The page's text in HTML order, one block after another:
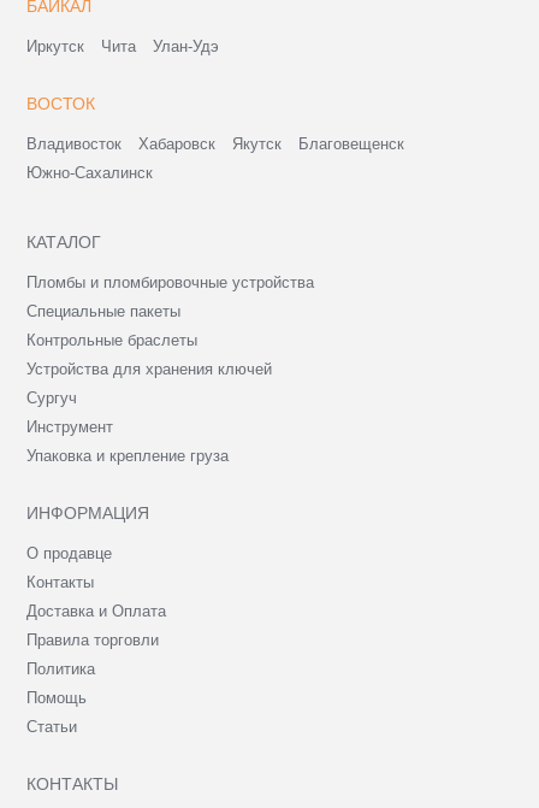
БАЙКАЛ
Иркутск Чита Улан-Удэ
ВОСТОК
Владивосток Хабаровск Якутск
Благовещенск
Южно-Сахалинск
КАТАЛОГ
Пломбы и пломбировочные устройства
Специальные пакеты
Контрольные браслеты
Устройства для хранения ключей
Сургуч
Инструмент
Упаковка и крепление груза
ИНФОРМАЦИЯ
О продавце
Контакты
Доставка и Оплата
Правила торговли
Политика
Помощь
Статьи
КОНТАКТЫ